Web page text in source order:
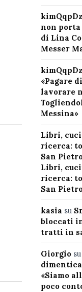
non
di Lina
Messer
«Pagare
lavorare
Messina»
Libri,
ricerca:
San
Libri,
ricerca:
San
kasia su
bloccati
tratti in
Giorgiosu
«Siamo
poco